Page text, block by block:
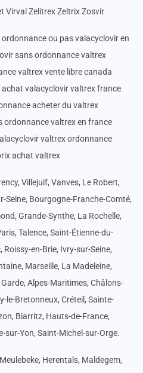
Virval Zelitrex Zeltrix Zosvir
ou pas valacyclovir en
sans ordonnance valtrex
valtrex vente libre canada
valacyclovir valtrex france
acheter du valtrex
ordonnance valtrex en france
valtrex ordonnance
achat valtrex
Villejuif, Vanves, Le Robert,
Seine, Bourgogne-Franche-Comté,
Grande-Synthe, La Rochelle,
Talence, Saint-Étienne-du-
en-Brie, Ivry-sur-Seine,
Marseille, La Madeleine,
Alpes-Maritimes, Châlons-
le-Bretonneux, Créteil, Sainte-
Biarritz, Hauts-de-France,
sur-Yon, Saint-Michel-sur-Orge.
Herentals, Maldegem,